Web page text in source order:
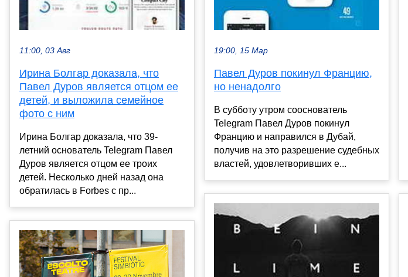
11:00, 03 Авг
Ирина Болгар доказала, что
Павел Дуров является отцом ее
детей, и выложила семейное
фото с ним
Ирина Болгар доказала, что 39-
летний основатель Telegram Павел
Дуров является отцом ее троих
детей. Несколько дней назад она
обратилась в Forbes с пр...
19:00, 15 Мар
Павел Дуров покинул Францию,
но ненадолго
В субботу утром сооснователь
Telegram Павел Дуров покинул
Францию и направился в Дубай,
получив на это разрешение судебных
властей, удовлетворивших е...